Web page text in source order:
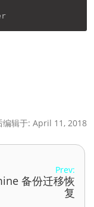
编辑于: April 11, 2018
Prev:
备份迁移恢
复